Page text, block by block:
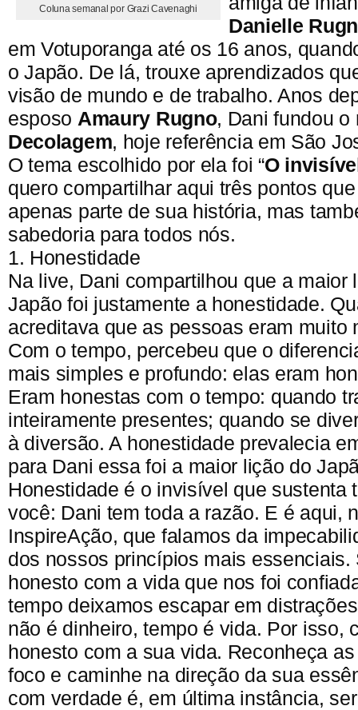
Coluna semanal por Grazi Cavenaghi
Danielle
em Votuporanga até os 16 anos,
o Japão. De lá, trouxe aprendizados
visão de mundo e de trabalho. Anos
esposo Amaury Rugno, Dani fundou
Decolagem, hoje referência em São
O tema escolhido por ela foi “O
quero compartilhar aqui três pontos
apenas parte de sua história, mas
sabedoria para todos nós.
1. Honestidade
Na live, Dani compartilhou que a maior
Japão foi justamente a honestidade.
acreditava que as pessoas eram muito
Com o tempo, percebeu que o
mais simples e profundo: elas eram
Eram honestas com o tempo: quando
inteiramente presentes; quando se
à diversão.A honestidade prevalecia
para Dani essa foi a maior lição do
Honestidade é o invisível que sustenta
você: Dani tem toda a razão. E é aqui,
InspireAção, que falamos da
dos nossos princípios mais essenciais.
honesto com a vida que nos foi
tempo deixamos escapar em
não é dinheiro, tempo é vida. Por isso,
honesto com a sua vida. Reconheça
foco e caminhe na direção da sua
com verdade é, em última instância,